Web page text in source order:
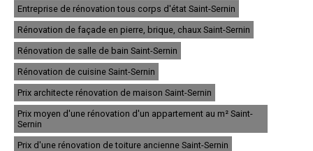
- Entreprise de rénovation immobilière à Boé
- Entreprise de rénovation immobilière à Fumel
- Entreprise de rénovation immobilière à Foulayronnes
- Entreprise de rénovation immobilière à Casteljaloux
- Entreprise de rénovation immobilière à Aiguillon
- Entreprise de rénovation immobilière à Pont-du-Casse
- Entreprise de rénovation immobilière à Pujols
- Entreprise de rénovation immobilière à Layrac
- Entreprise de rénovation immobilière à Bias
- Entreprise de rénovation immobilière à Miramont-de-Guyenne
- Entreprise de rénovation immobilière à Montayral
- Entreprise de rénovation immobilière à Colayrac-Saint-Cirq
Entreprise de rénovation tous corps d'état Saint-Sernin
Rénovation de façade en pierre, brique, chaux Saint-Sernin
Rénovation de salle de bain Saint-Sernin
Rénovation de cuisine Saint-Sernin
Prix architecte rénovation de maison Saint-Sernin
Prix moyen d'une rénovation d'un appartement au m² Saint-
Sernin
Prix d'une rénovation de toiture ancienne Saint-Sernin